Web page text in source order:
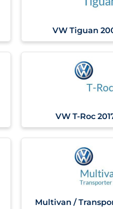
VW Tiguan
VW T-Roc
Multivan /